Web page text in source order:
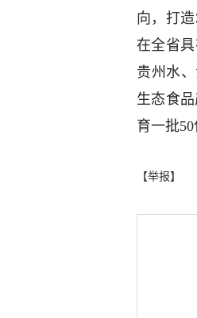
向，打
在全省
贵州水
生态食
育一批
【举报】